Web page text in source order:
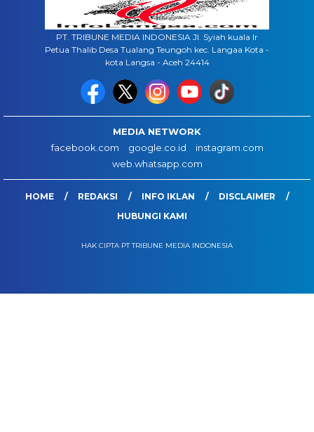
PT. TRIBUNE MEDIA INDONESIA Jl. Syiah kuala lr
Petua Thalib Desa Tualang Teungoh kec. Langaa Kota -
kota Langsa - Aceh 24414
MEDIA NETWORK
facebook.com
google.co.id
instagram.com
web.whatsapp.com
HOME REDAKSI INFO IKLAN
DISCLAIMER
HUBUNGI KAMI
HAK CIPTA PT TRIBUNE MEDIA INDONESIA